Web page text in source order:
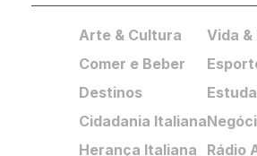
Arte & Cultura
Comer e Beber
Destinos
Cidadania Italiana
Herança Italiana
Vida &
Rádio